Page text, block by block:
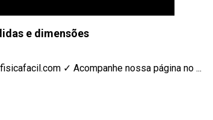
e dimensões
✓ Acompanhe nossa página no ...